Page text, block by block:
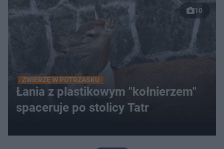
10
ZWIERZĘ W POTRZASKU
Łania z plastikowym "kołnierzem"
spaceruje po stolicy Tatr